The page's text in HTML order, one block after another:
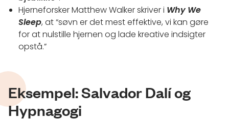
Hjerneforsker Matthew Walker skriver i Why We
Sleep, at “søvn er det mest effektive, vi kan gøre
for at nulstille hjernen og lade kreative indsigter
opstå.”
Eksempel: Salvador Dalí og
Hypnagogi